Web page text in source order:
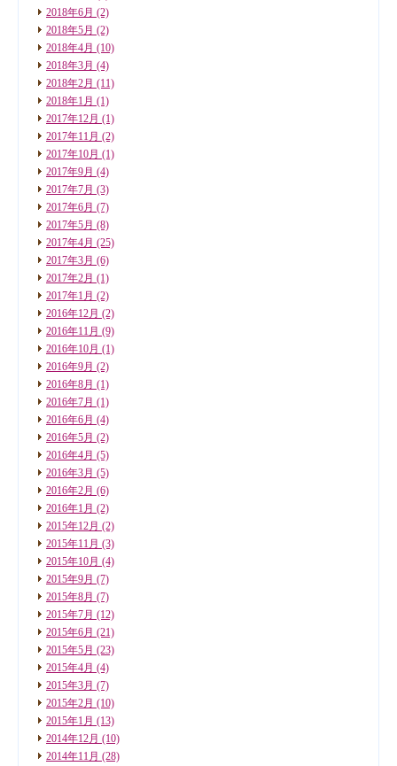
2018年6月 (2)
2018年5月 (2)
2018年4月 (10)
2018年3月 (4)
2018年2月 (11)
2018年1月 (1)
2017年12月 (1)
2017年11月 (2)
2017年10月 (1)
2017年9月 (4)
2017年7月 (3)
2017年6月 (7)
2017年5月 (8)
2017年4月 (25)
2017年3月 (6)
2017年2月 (1)
2017年1月 (2)
2016年12月 (2)
2016年11月 (9)
2016年10月 (1)
2016年9月 (2)
2016年8月 (1)
2016年7月 (1)
2016年6月 (4)
2016年5月 (2)
2016年4月 (5)
2016年3月 (5)
2016年2月 (6)
2016年1月 (2)
2015年12月 (2)
2015年11月 (3)
2015年10月 (4)
2015年9月 (7)
2015年8月 (7)
2015年7月 (12)
2015年6月 (21)
2015年5月 (23)
2015年4月 (4)
2015年3月 (7)
2015年2月 (10)
2015年1月 (13)
2014年12月 (10)
2014年11月 (28)